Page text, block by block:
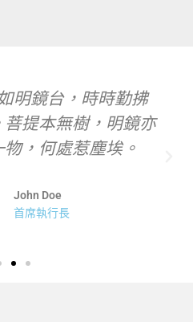
明鏡台，時時勤拂
提本無樹，明鏡亦
，何處惹塵埃。
John Doe
首席執行長